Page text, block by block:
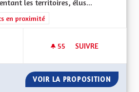
les territoires, élus...
de la catégorie : Les services publics en
en proximité
55 55 ABONNÉS
SUIVRE
VOIR LA PROPOSITION